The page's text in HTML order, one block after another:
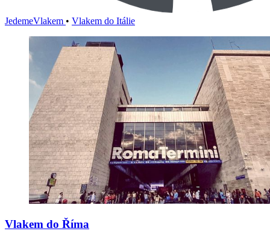
JedemeVlakem • Vlakem do Itálie
Vlakem do Říma